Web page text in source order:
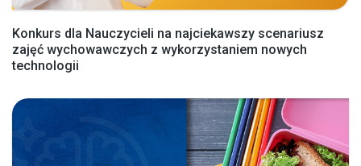
Konkurs dla Nauczycieli na najciekawszy scenariusz
zajęć wychowawczych z wykorzystaniem nowych
technologii